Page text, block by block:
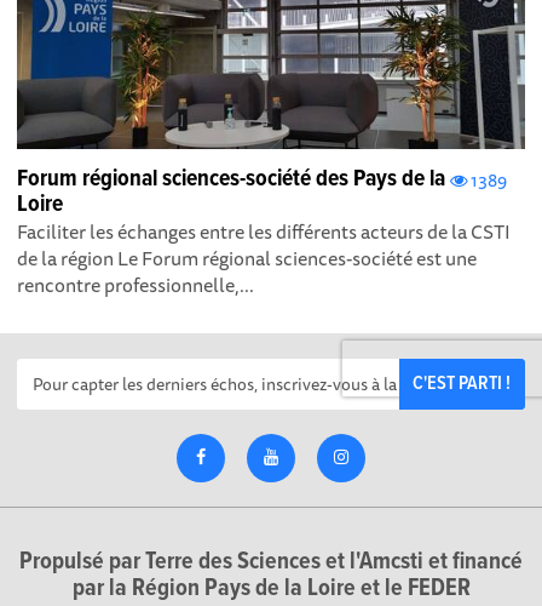
1389
Forum régional sciences-société des Pays de la
Loire
Faciliter les échanges entre les différents acteurs de la CSTI
de la région Le Forum régional sciences-société est une
rencontre professionnelle,...
C'EST PARTI !
Propulsé par Terre des Sciences et l'Amcsti et financé
par la Région Pays de la Loire et le FEDER